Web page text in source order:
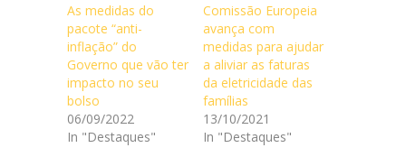
As medidas do
pacote “anti-
inflação” do
Governo que vão ter
impacto no seu
bolso
06/09/2022
In "Destaques"
Comissão Europeia
avança com
medidas para ajudar
a aliviar as faturas
da eletricidade das
famílias
13/10/2021
In "Destaques"